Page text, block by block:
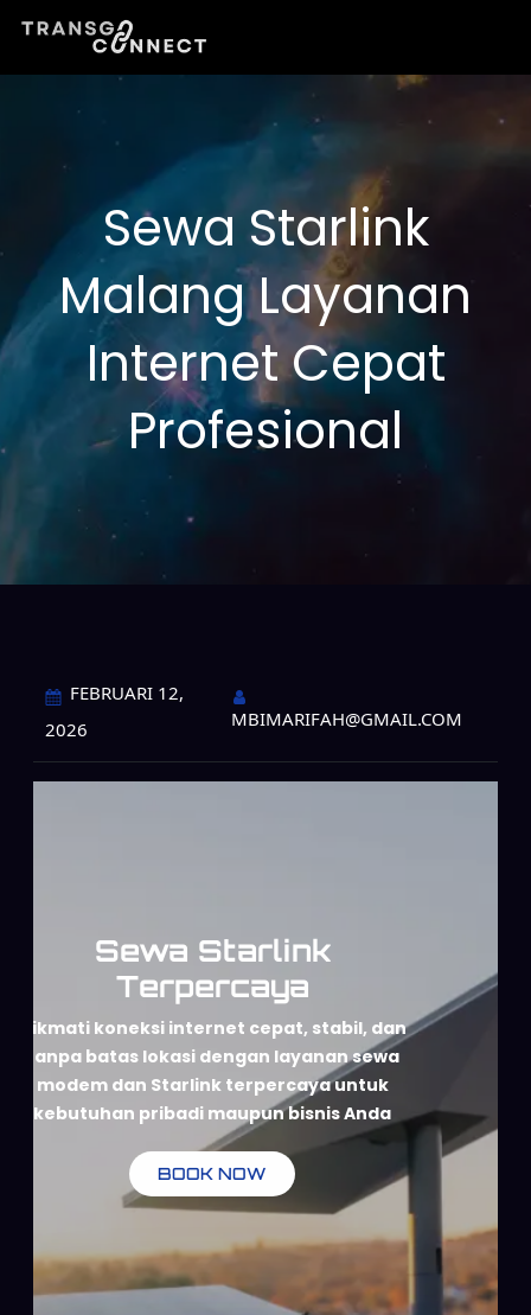
Lewati
Sewa Starlink
Malang Layanan
Internet Cepat
Profesional
FEBRUARI 12,
2026
MBIMARIFAH@GMAIL.COM
Sewa Starlink
Terpercaya
Nikmati koneksi internet cepat, stabil, dan
tanpa batas lokasi dengan layanan sewa
modem dan Starlink terpercaya untuk
kebutuhan pribadi maupun bisnis Anda
BOOK NOW